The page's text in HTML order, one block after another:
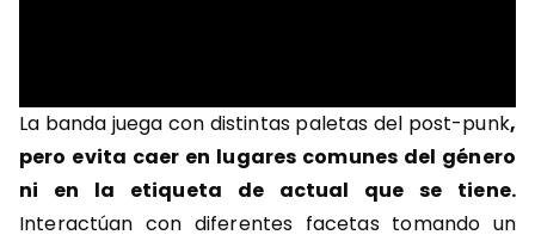
La banda juega con distintas paletas del post-punk,
pero evita caer en lugares comunes del género
ni en la etiqueta de actual que se tiene.
Interactúan con diferentes facetas tomando un